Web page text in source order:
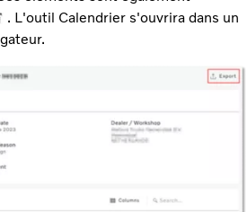
. L'outil Calendrier s'ouvrira dans un